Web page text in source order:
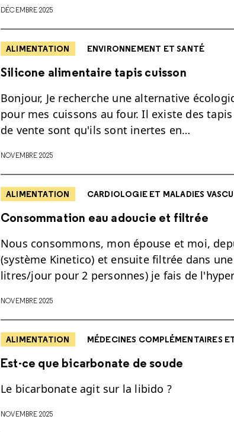
DÉCEMBRE 2025
ALIMENTATION ENVIRONNEMENT ET SANTÉ
Silicone alimentaire tapis cuisson
Bonjour, Je recherche une alternative
pour mes cuissons au four. Il existe des
de vente sont qu'ils sont inertes en…
NOVEMBRE 2025
ALIMENTATION CARDIOLOGIE ET MALADIES
Consommation eau adoucie et filtrée
Nous consommons, mon épouse et moi,
(système Kinetico) et ensuite filtrée dans
litres/jour pour 2 personnes) je fais de
NOVEMBRE 2025
ALIMENTATION MÉDECINES COMPLÉMENTAIRES
Est-ce que bicarbonate de soude
Le bicarbonate agit sur la libido ?
NOVEMBRE 2025